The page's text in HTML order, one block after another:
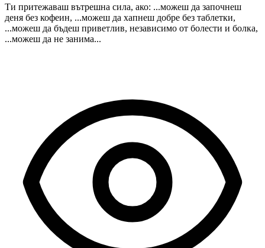
Ти притежаваш вътрешна сила, ако: ...можеш да започнеш
деня без кофеин, ...можеш да хапнеш добре без таблетки,
...можеш да бъдеш приветлив, независимо от болести и болка,
...можеш да не занима...